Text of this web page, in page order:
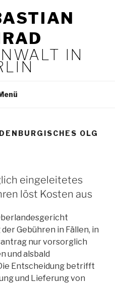
IN
OLG
eingeleitetes
löst Kosten aus
Gebühren in Fällen, in
nur vorsorglich
und alsbald
Entscheidung betrifft
und Lieferung von